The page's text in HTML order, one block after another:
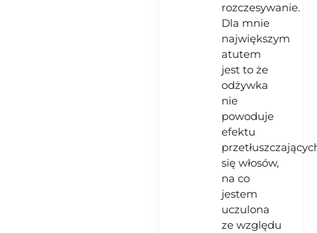
rozczesywanie.
Dla mnie
największym
atutem
jest to że
odżywka
nie
powoduje
efektu
się włosów,
na co
jestem
uczulona
ze względu